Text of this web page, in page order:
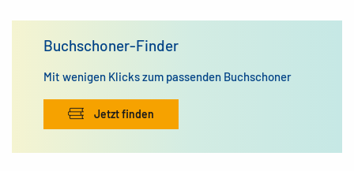
Buchschoner-Finder
Mit wenigen Klicks zum passenden Buchschoner
Jetzt finden